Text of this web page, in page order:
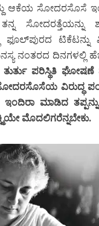
ಆಕೆಯ ಸೋದರಸೊಸೆ
ಸೋದರತ್ತೆಯನ್ನು
ಫೂಲ್‍ಪುರದ
ನಂತರದ ದಿನಗಳಲ್ಲಿ
ತುರ್ತು ಪರಿಸ್ಥಿತಿ
ವಿರುದ್ಧ
ಮಾಡಿದ
ಮೊದಲಿಗರೆನ್ನಬೇಕು.